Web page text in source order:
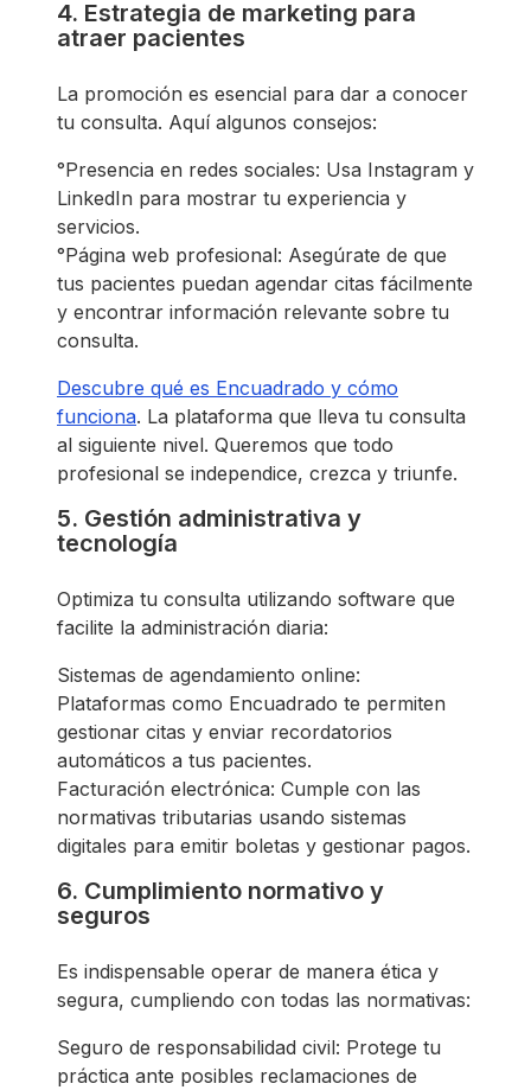
4. Estrategia de marketing para
atraer pacientes
La promoción es esencial para dar a conocer
tu consulta. Aquí algunos consejos:
°Presencia en redes sociales: Usa Instagram y
LinkedIn para mostrar tu experiencia y
servicios.
°Página web profesional: Asegúrate de que
tus pacientes puedan agendar citas fácilmente
y encontrar información relevante sobre tu
consulta.
Descubre qué es Encuadrado y cómo
funciona. La plataforma que lleva tu consulta
al siguiente nivel. Queremos que todo
profesional se independice, crezca y triunfe.
5. Gestión administrativa y
tecnología
Optimiza tu consulta utilizando software que
facilite la administración diaria:
Sistemas de agendamiento online:
Plataformas como Encuadrado te permiten
gestionar citas y enviar recordatorios
automáticos a tus pacientes.
Facturación electrónica: Cumple con las
normativas tributarias usando sistemas
digitales para emitir boletas y gestionar pagos.
6. Cumplimiento normativo y
seguros
Es indispensable operar de manera ética y
segura, cumpliendo con todas las normativas:
Seguro de responsabilidad civil: Protege tu
práctica ante posibles reclamaciones de